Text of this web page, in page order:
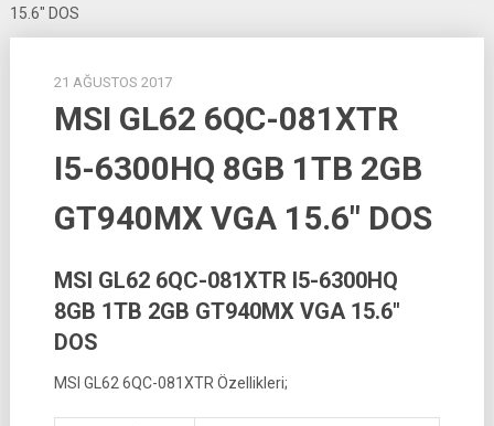
15.6″ DOS
21 AĞUSTOS 2017
MSI GL62 6QC-081XTR
I5-6300HQ 8GB 1TB 2GB
GT940MX VGA 15.6″ DOS
MSI GL62 6QC-081XTR I5-6300HQ
8GB 1TB 2GB GT940MX VGA 15.6″
DOS
MSI GL62 6QC-081XTR Özellikleri;